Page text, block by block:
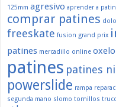
125mm agresivo aprender a
comprar patines
freeskate fusion grand prix
patines mercadillo online oxelo
patines patines
powerslide rampa
segunda mano slomo tornillos